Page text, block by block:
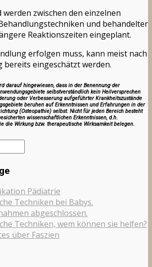
werden zwischen den einzelnen
und behandelter
Reaktionszeiten eingeplant.
erfolgen muss, kann meist nach
bereits eingeschätzt werden.
darauf hingewiesen, dass in der Benennung der
selbstverständlich kein Heilversprechen
oder Verbesserung aufgeführter Krankheitszustände
beruhen auf Erkenntnissen und Erfahrungen in der
(Osteopathie) selbst. Nicht für jeden Bereich besteht
wissenschaftlichen Erkenntnissen, d.h.
die Wirkung bzw. therapeutische Wirksamkeit belegen.
Pädiatrie
Techniken bei Babys.
abgeschlossen.
Techniken, wem können sie helfen?
über Faszien